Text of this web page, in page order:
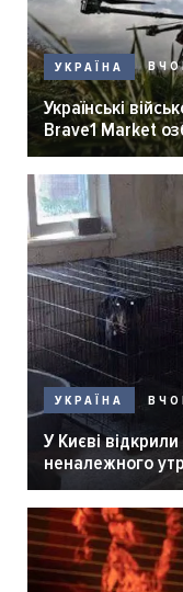
УКРАЇНА
Українські
Brave1 Market
УКРАЇНА
У Києві
неналежного
розпліднику